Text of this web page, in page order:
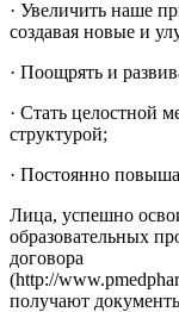
· Увеличить наше
создавая новые и
· Поощрять и
· Стать целостной
структурой;
· Постоянно
Лица, успешно
образовательных
договора
(http://
получают